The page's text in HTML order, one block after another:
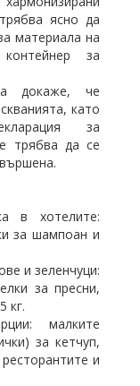
ясно да
материала на
за
докаже, че
като
за
трябва да се
в хотелите:
за шампоан и
и зеленчуци:
за пресни,
кг.
малките
за кетчуп,
и